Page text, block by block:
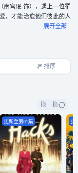
南宫珉 饰），遇上一位罹
，才能治愈他们彼此的人
排序
换一换
更新至第01集 更